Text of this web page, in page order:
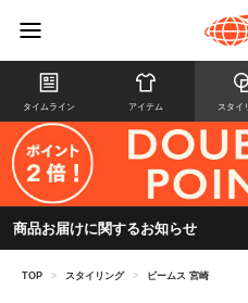
タイムライン アイテム スタイ
商品お届けに関するお知らせ
TOP > スタイリング > ビームス 宮崎